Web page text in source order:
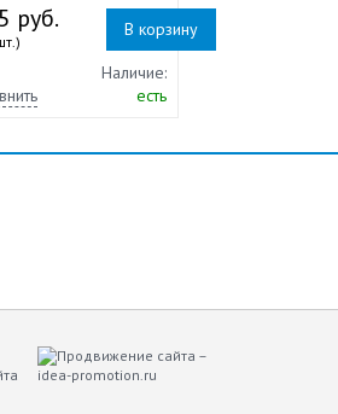
руб. В корзину
Наличие:
есть